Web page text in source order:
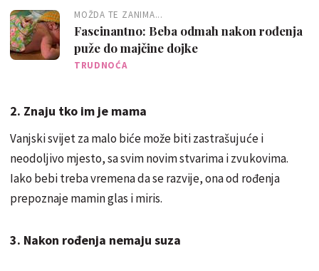
MOŽDA TE ZANIMA...
Fascinantno: Beba odmah nakon rođenja
puže do majčine dojke
TRUDNOĆA
2. Znaju tko im je mama
Vanjski svijet za malo biće može biti zastrašujuće i
neodoljivo mjesto, sa svim novim stvarima i zvukovima.
Iako bebi treba vremena da se razvije, ona od rođenja
prepoznaje mamin glas i miris.
3. Nakon rođenja nemaju suza